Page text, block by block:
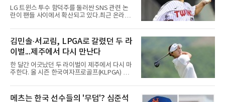
소환됐다
LG 트윈스 투수 함덕주를 둘러싼 SNS 관련 논
란이 팬들 사이에서 확산되고 있다.최근 온라인
동과 관련한 여러 소문이 퍼지면서, 과거 LG 이
적 이후 겪었던 일들까지 다시 주목받고 있다.일
각에서는 함덕주가 LG 공식 계정 '언팔' 및 관련
게시물을 정리하고 친정팀 두산 베어스 계정을
팔로우하고 두산과 관련된 흔적만 남겼다는 주
장이 나오고 있다. 또한 상대 팀 선수의 홈런 릴
스에 '좋아요'를 눌렀다는 이야기도 전해지고 있
럼에도 팬들 사이에서 논란이 커진 이유는 그가
김민솔·서교림, LPGA로 갈렸던 두 라
이벌...제주에서 다시 만난다
한 달간 어긋났던 두 라이벌이 제주에서 다시 마
주한다. 올 시즌 한국여자프로골프(KLPGA) 투
다.KLPGA 투어는 6일 제주도 서귀포시 테디 밸
리 골프 앤 리조트의 밸리·테디 코스(파72)에서
메츠는 한국 선수들의 '무덤'? 심준석